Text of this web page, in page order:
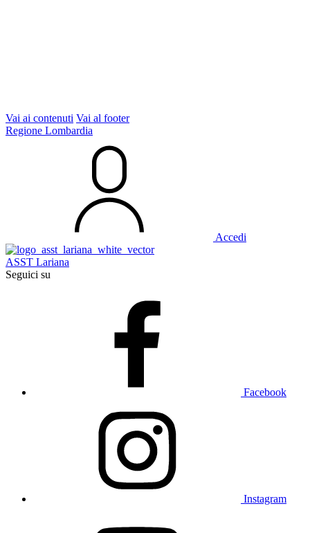
Vai ai contenuti Vai al footer
Regione Lombardia
Accedi
ASST Lariana
Seguici su
Facebook
Instagram